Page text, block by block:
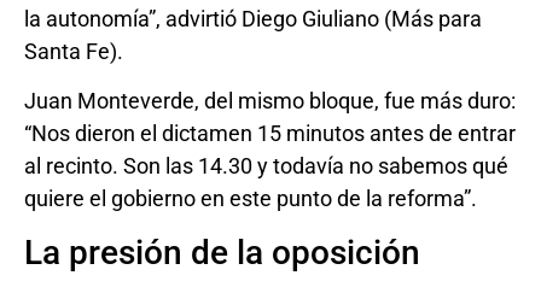
la autonomía”, advirtió Diego Giuliano (Más para
Santa Fe).
Juan Monteverde, del mismo bloque, fue más duro:
“Nos dieron el dictamen 15 minutos antes de entrar
al recinto. Son las 14.30 y todavía no sabemos qué
quiere el gobierno en este punto de la reforma”.
La presión de la oposición